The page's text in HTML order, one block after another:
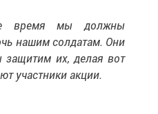
время мы должны
нашим солдатам. Они
их, делая вот
участники акции.